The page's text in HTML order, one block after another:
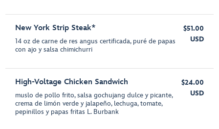
New York Strip Steak*
14 oz de carne de res angus certificada, puré de papas
con ajo y salsa chimichurri
$51.00
USD
High-Voltage Chicken Sandwich
muslo de pollo frito, salsa gochujang dulce y picante,
crema de limón verde y jalapeño, lechuga, tomate,
pepinillos y papas fritas L. Burbank
$24.00
USD